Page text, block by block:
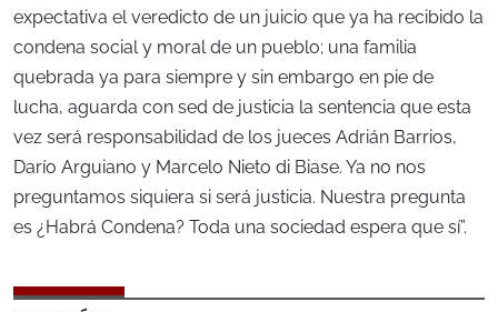
expectativa el veredicto de un juicio que ya ha recibido la
condena social y moral de un pueblo; una familia
quebrada ya para siempre y sin embargo en pie de
lucha, aguarda con sed de justicia la sentencia que esta
vez será responsabilidad de los jueces Adrián Barrios,
Darío Arguiano y Marcelo Nieto di Biase. Ya no nos
preguntamos siquiera si será justicia. Nuestra pregunta
es ¿Habrá Condena? Toda una sociedad espera que sí”.